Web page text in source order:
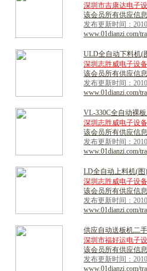
深圳市吉康达电子
该会员所有供应信
发布更新时间：
www.01dianzi.com/
ULD全自动下料机(
深圳志胜威电子设
该会员所有供应信
发布更新时间：
www.01dianzi.com/
VL-330C全自动裸板
深圳志胜威电子设
该会员所有供应信
发布更新时间：
www.01dianzi.com/
LD全自动上料机(图)
深圳志胜威电子设
该会员所有供应信
发布更新时间：
www.01dianzi.com/
供应自动送板机二手
深圳市福好运电子
该会员所有供应信
发布更新时间：
www.01dianzi.com/